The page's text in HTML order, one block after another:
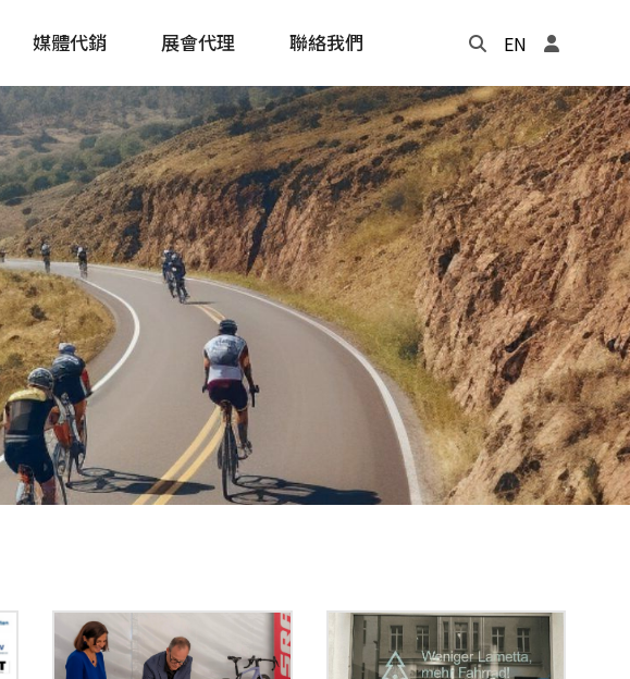
單車誌 Cycling Update
簡體版 單車志 Bicycling
戶外探索 Outside
主題書籍
年度記事本
媒體代銷 展會代理 聯絡我們 EN